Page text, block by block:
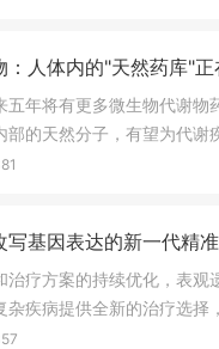
：人体内的"天然药库"正
五年将有更多微生物代谢物
部的天然分子，有望为代谢
供全新的治疗选择。
写基因表达的新一代精
治疗方案的持续优化，表观
杂疾病提供全新的治疗选择